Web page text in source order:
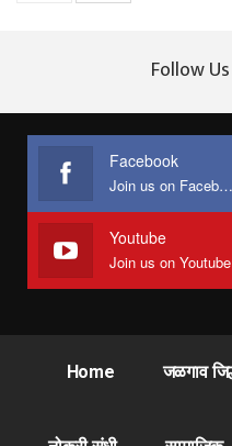
Follow Us
Facebook
Join us on Facebook
Youtube
Join us on Youtube
Home जळगाव